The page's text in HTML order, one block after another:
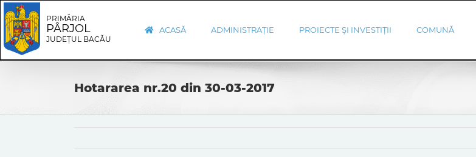
Skip
to
content
Skip
Navigation
PRIMĂRIA
PÂRJOL
JUDEȚUL BACĂU
ACASĂ ADMINISTRAȚIE PROIECTE ȘI INVESTIȚII COMUNĂ
Hotararea nr.20 din 30-03-2017